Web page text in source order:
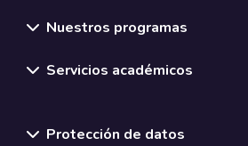
Nuestros programas
Servicios académicos
Protección de datos